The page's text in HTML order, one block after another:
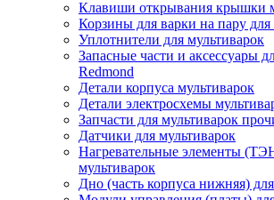
Клавиши открывания крышки
Корзины для варки на пару для
Уплотнители для мультиварок
Запасные части и аксессуары
Redmond
Детали корпуса мультиварок
Детали электросхемы
Запчасти для мультиварок
Датчики для мультиварок
Нагревательные элементы
мультиварок
Дно (часть корпуса нижняя)